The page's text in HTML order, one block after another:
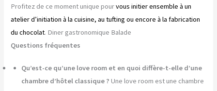
Profitez de ce moment unique pourvous initier ensemble à un
atelier d’initiation à la cuisine, au tufting ou encore à la fabrication
du chocolat. Diner gastronomique Balade
Questions fréquentes
Qu’est-ce qu’une love room et en quoi diffère-t-elle d’une
chambre d’hôtel classique ? Une love room est une chambre